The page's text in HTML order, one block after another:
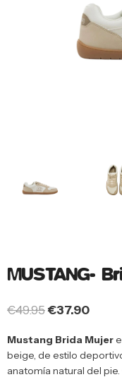
MUSTANG-
€49.95€37.90
Mustang Brida Mujer
beige, de estilo
anatomía natural del